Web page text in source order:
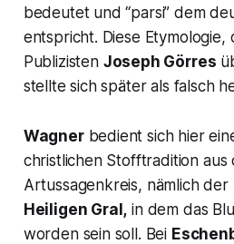
bedeutet und “parsi” dem
entspricht. Diese Etymologie,
Publizisten Joseph Görres
stellte sich später als falsch
Wagnerbedient sich hier
christlichen Stofftradition aus
Artussagenkreis, nämlich
Heiligen Gral, in dem das
worden sein soll. Bei